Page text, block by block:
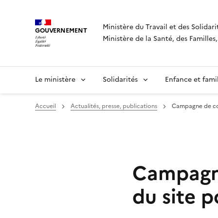
GOUVERNEMENT
Ministère du Travail et des
Ministère de la Santé, des
Le ministère Solidarités Enfance et
Accueil Actualités, presse, publications Campagne de
du site